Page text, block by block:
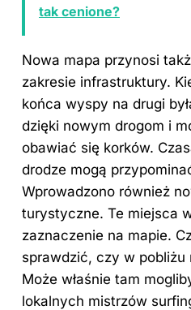
tak cenione?
Nowa mapa przynosi
zakresie infrastruktury.
końca wyspy na drugi
dzięki nowym drogom i
obawiać się korków.
drodze mogą
Wprowadzono również
turystyczne. Te miejsca
zaznaczenie na mapie.
sprawdzić, czy w pobliżu
Może właśnie tam
lokalnych mistrzów